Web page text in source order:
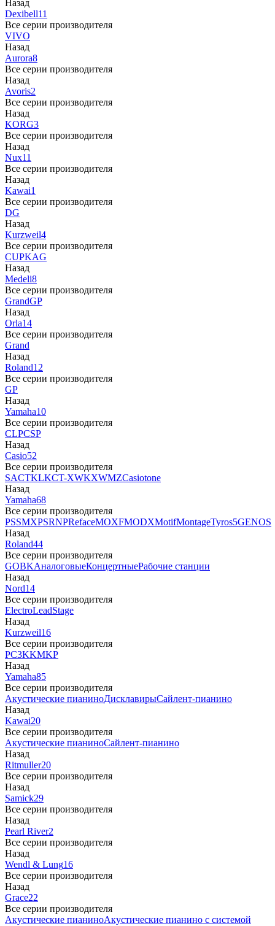
Назад
Dexibell11
Все серии производителя
VIVO
Назад
Aurora8
Все серии производителя
Назад
Avoris2
Все серии производителя
Назад
KORG3
Все серии производителя
Назад
Nux11
Все серии производителя
Назад
Kawai1
Все серии производителя
DG
Назад
Kurzweil4
Все серии производителя
CUPKAG
Назад
Medeli8
Все серии производителя
GrandGP
Назад
Orla14
Все серии производителя
Grand
Назад
Roland12
Все серии производителя
GP
Назад
Yamaha10
Все серии производителя
CLPCSP
Назад
Casio52
Все серии производителя
SACTKLKCT-XWKXWMZCasiotone
Назад
Yamaha68
Все серии производителя
PSSMXPSRNPRefaceMOXFMODXMotifMontageTyros5GENOS
Назад
Roland44
Все серии производителя
GOBKАналоговыеКонцертныеРабочие станции
Назад
Nord14
Все серии производителя
ElectroLeadStage
Назад
Kurzweil16
Все серии производителя
PC3KKMKP
Назад
Yamaha85
Все серии производителя
Акустические пианиноДисклавирыСайлент-пианино
Назад
Kawai20
Все серии производителя
Акустические пианиноСайлент-пианино
Назад
Ritmuller20
Все серии производителя
Назад
Samick29
Все серии производителя
Назад
Pearl River2
Все серии производителя
Назад
Wendl & Lung16
Все серии производителя
Назад
Grace22
Все серии производителя
Акустические пианиноАкустические пианино с системой